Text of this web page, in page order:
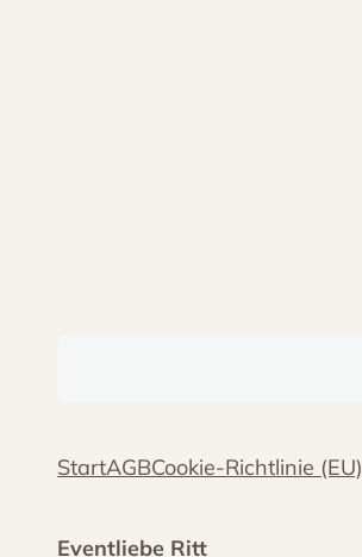
StartAGBCookie-Richtlinie (EU)
Eventliebe Ritt